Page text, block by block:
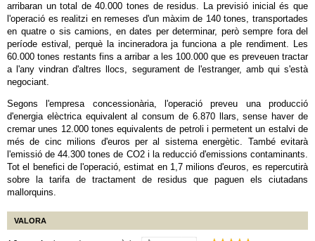
arribaran un total de 40.000 tones de residus. La previsió inicial és que
l'operació es realitzi en remeses d'un màxim de 140 tones, transportades
en quatre o sis camions, en dates per determinar, però sempre fora del
període estival, perquè la incineradora ja funciona a ple rendiment. Les
60.000 tones restants fins a arribar a les 100.000 que es preveuen tractar
a l'any vindran d'altres llocs, segurament de l'estranger, amb qui s'està
negociant.
Segons l'empresa concessionària, l'operació preveu una producció
d'energia elèctrica equivalent al consum de 6.870 llars, sense haver de
cremar unes 12.000 tones equivalents de petroli i permetent un estalvi de
més de cinc milions d'euros per al sistema energètic. També evitarà
l'emissió de 44.300 tones de CO2 i la reducció d'emissions contaminants.
Tot el benefici de l'operació, estimat en 1,7 milions d'euros, es repercutirà
sobre la tarifa de tractament de residus que paguen els ciutadans
mallorquins.
VALORA